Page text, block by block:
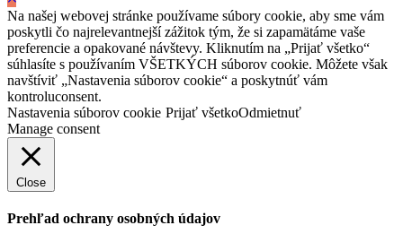
Na našej webovej stránke používame súbory cookie, aby sme vám
poskytli čo najrelevantnejší zážitok tým, že si zapamätáme vaše
preferencie a opakované návštevy. Kliknutím na „Prijať všetko“
súhlasíte s používaním VŠETKÝCH súborov cookie. Môžete však
navštíviť „Nastavenia súborov cookie“ a poskytnúť vám
kontroluconsent.
Nastavenia súborov cookie Prijať všetkoOdmietnuť
Manage consent
Close
Prehľad ochrany osobných údajov